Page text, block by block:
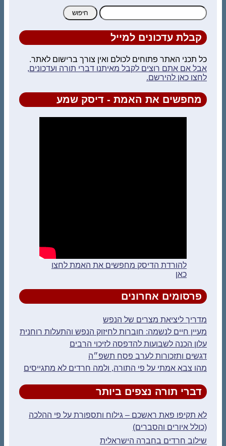
חיפוש:
קבלת עדכונים למייל
כל תכני האתר פתוחים לכולם ואין צורך ברישום לאתר.
אבל אם אתם רוצים לקבל מאיתנו דברי תורה ועדכונים,
לחצו כאן להירשם.
מחפשים את האמת - דיסק שמע
להורדת הדיסק מחפשים את האמת לחצו
כאן
פרסומים אחרונים
מדריך ליציאת מצרים של הנפש
מעיין חיים לנשמה: חוברות לחיזוק הנפש והתעלות רוחנית
עלון הכנה לשבועות להדפסה לזיכוי הרבים
דגשים ותזכורות לערב פסח תשפ״ה
מהו צבא אמתי על פי התורה, ולמה חרדים לא מתגייסים
דברי תורה נצפים ביותר
לא תקיפו פאת ראשכם – גילוח ותספורת על פי ההלכה
(כולל איורים והסברים)
שילוב חרדים בחברה הישראלית